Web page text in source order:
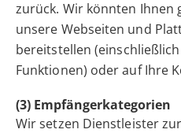
zurück. Wir könnten Ihnen
unsere Webseiten und
bereitstellen
Funktionen) oder auf Ihre
(3) Empfängerkategorien
Wir setzen Dienstleister